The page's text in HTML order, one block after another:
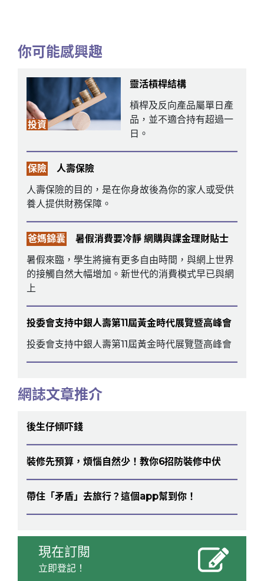
你可能感興趣
投資
靈活槓桿結構
槓桿及反向產品屬單日產
品，並不適合持有超過一
日。
保險
人壽保險
人壽保險的目的，是在你身故後為你的家人或受供
養人提供財務保障。
爸媽錦囊
暑假消費要冷靜 網購與課金理財貼士
暑假來臨，學生將擁有更多自由時間，與網上世界
的接觸自然大幅增加。新世代的消費模式早已與網
上
投委會支持中銀人壽第11屆黃金時代展覽暨高峰會
投委會支持中銀人壽第11屆黃金時代展覽暨高峰會
網誌文章推介
後生仔傾吓錢
裝修先預算，煩惱自然少！教你6招防裝修中伏
帶住「矛盾」去旅行？這個app幫到你！
現在訂閱
立即登記！